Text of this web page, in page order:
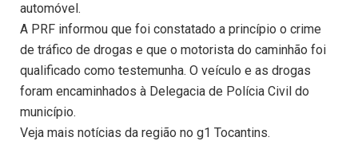
automóvel.
A PRF informou que foi constatado a princípio o crime
de tráfico de drogas e que o motorista do caminhão foi
qualificado como testemunha. O veículo e as drogas
foram encaminhados à Delegacia de Polícia Civil do
município.
Veja mais notícias da região no g1 Tocantins.